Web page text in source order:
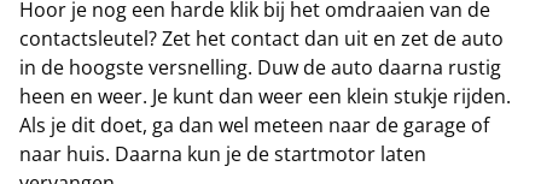
Hoor je nog een harde klik bij het omdraaien van de
contactsleutel? Zet het contact dan uit en zet de auto
in de hoogste versnelling. Duw de auto daarna rustig
heen en weer. Je kunt dan weer een klein stukje rijden.
Als je dit doet, ga dan wel meteen naar de garage of
naar huis. Daarna kun je de startmotor laten